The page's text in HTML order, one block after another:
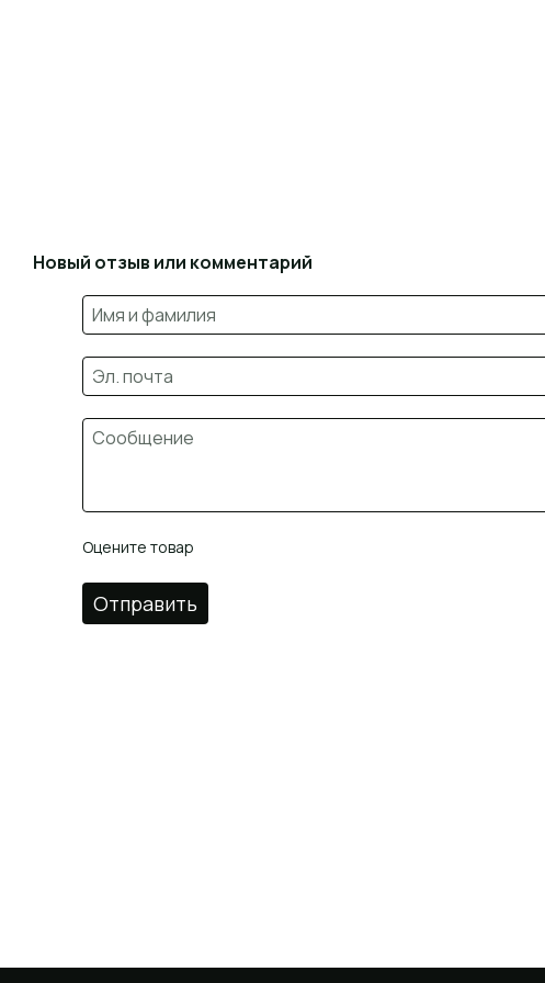
Новый отзыв или комментарий
Оцените товар
Отправить